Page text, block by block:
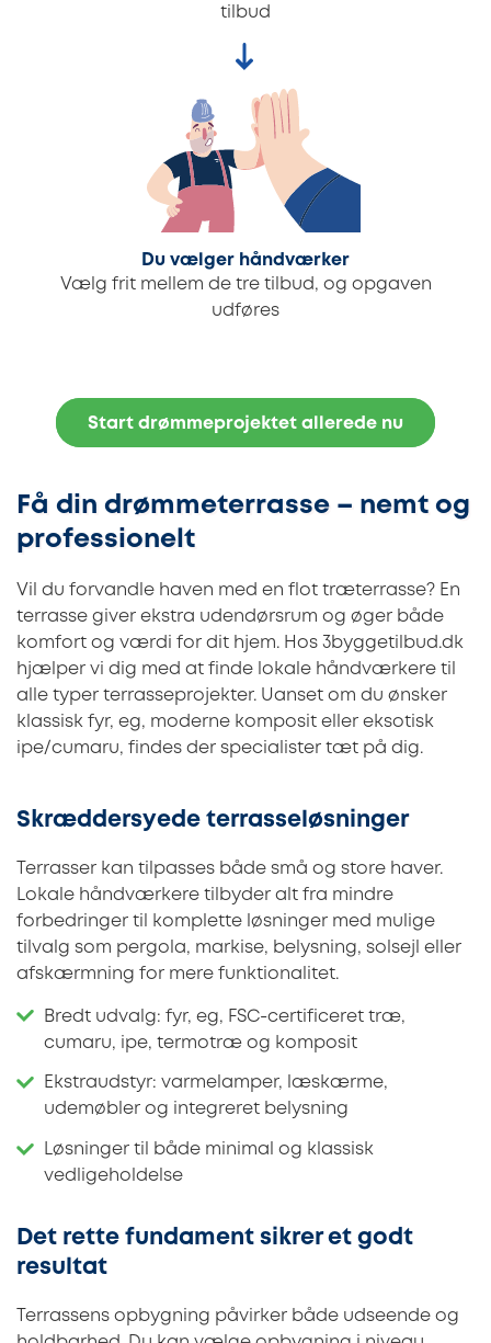
tilbud
Du vælger håndværker
Vælg frit mellem de tre tilbud, og opgaven
udføres
Start drømmeprojektet allerede nu
Få din drømmeterrasse – nemt og
professionelt
Vil du forvandle haven med en flot træterrasse? En
terrasse giver ekstra udendørsrum og øger både
komfort og værdi for dit hjem. Hos 3byggetilbud.dk
hjælper vi dig med at finde lokale håndværkere til
alle typer terrasseprojekter. Uanset om du ønsker
klassisk fyr, eg, moderne komposit eller eksotisk
ipe/cumaru, findes der specialister tæt på dig.
Skræddersyede terrasseløsninger
Terrasser kan tilpasses både små og store haver.
Lokale håndværkere tilbyder alt fra mindre
forbedringer til komplette løsninger med mulige
tilvalg som pergola, markise, belysning, solsejl eller
afskærmning for mere funktionalitet.
Bredt udvalg: fyr, eg, FSC-certificeret træ,
cumaru, ipe, termotræ og komposit
Ekstraudstyr: varmelamper, læskærme,
udemøbler og integreret belysning
Løsninger til både minimal og klassisk
vedligeholdelse
Det rette fundament sikrer et godt
resultat
Terrassens opbygning påvirker både udseende og